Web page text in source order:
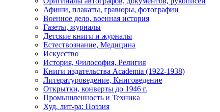
Афиши, плакаты, гравюры, фотографии
Военное дело, военная история
Газеты, журналы
Детские книги и журналы
Естествознание, Медицина
Искусство
История, Философия, Религия
Книги издательства Academia (1922-1938)
Литературоведение, Книговедение
Открытки, конверты до 1946 г.
Промышленность и Техника
Худ. лит-ра: Поэзия